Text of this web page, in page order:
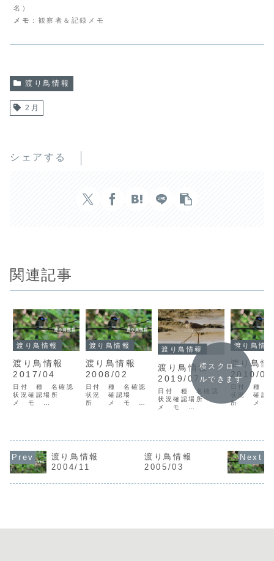
名）
メモ ：観察者＆記録メモ
渡り鳥情報
2月
シェアする
関連記事
渡り鳥情報
渡り鳥情報
2017/04
日付 種 名確認
状況確認場所
メ モ
島後蘭里村
17/04/13キガシ
ラセキレイV1奄美
市笠利町宇宿宮山
17/04/20サンコ
ウチョウV2宇検村
渡り鳥情報
渡り鳥情報
2008/02
日付 種 名確認
状況 確認場
所 メ モ
08/01/01=2008
認野鳥名確認状
況：V=目撃J=幼
鳥１羽目撃）F=飛
渡り鳥情報
渡り鳥情報
2019/07
日付 種 名確認
状況確認場所
メ モ
大瀬海岸鳥飼▲コ
キアシシギ（写
真：鳥飼）コキア
渡り鳥情
渡り鳥
2010/08
日付 種
状況 確認
所 メ
雲峠高 ＊
認10/08/
ハラアジサ
之島諸田池
<凡例> 日
例：
横スクロー
ルできます
渡り鳥情報
2004/11
渡り鳥情報
2005/03